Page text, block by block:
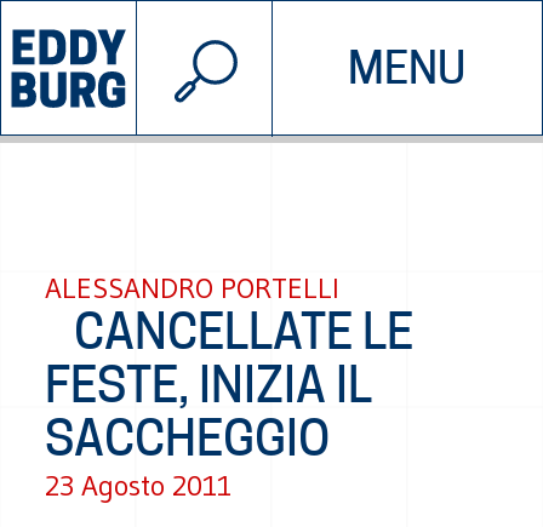
MENU
INIZIATIVE CHI SIAMO
© 2026 EDDYBURG
ALESSANDRO PORTELLI
CANCELLATE LE
FESTE, INIZIA IL
SACCHEGGIO
23 Agosto 2011